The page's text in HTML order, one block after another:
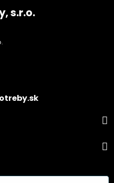
s.r.o.